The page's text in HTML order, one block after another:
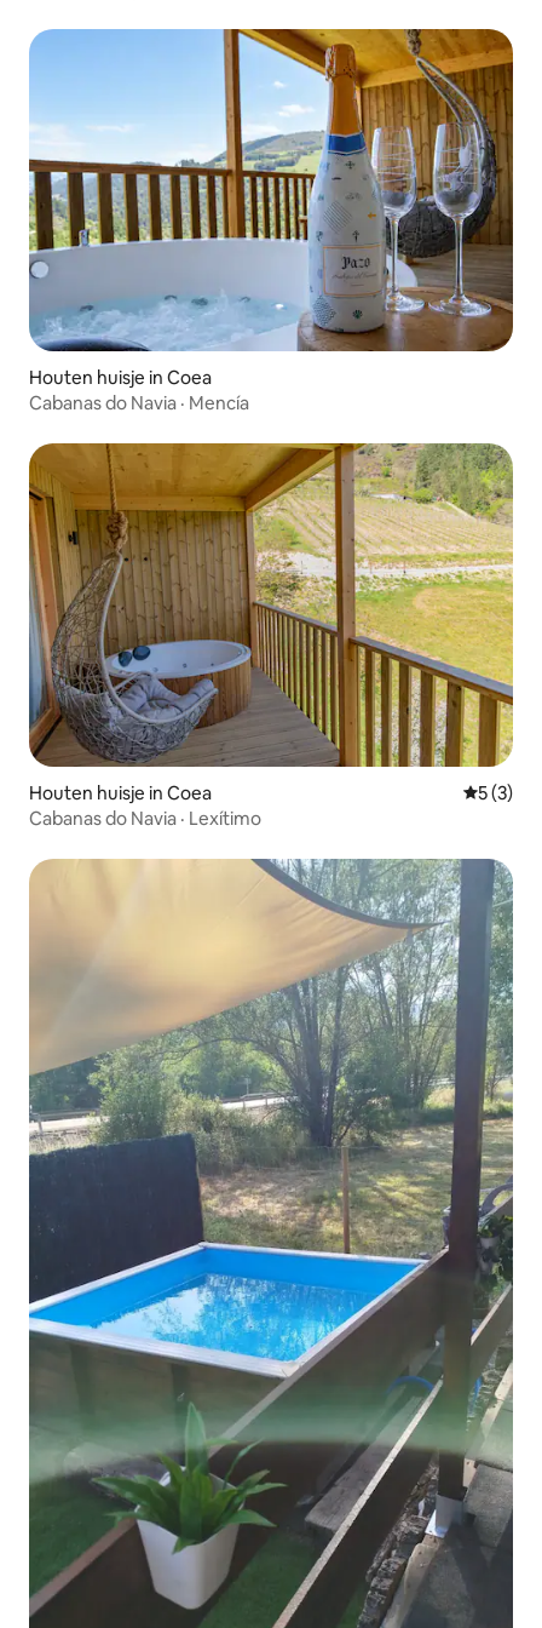
Houten huisje in Coea
Cabanas do Navia · Mencía
Houten huisje in Coea
5 (3)
Cabanas do Navia · Lexítimo